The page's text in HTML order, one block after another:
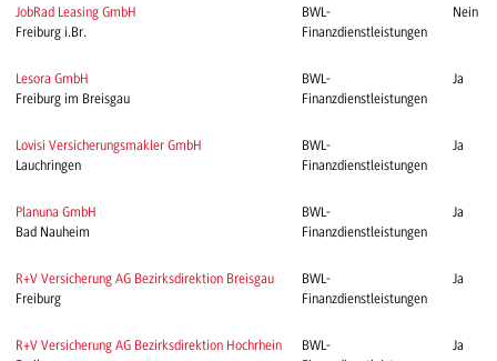
JobRad Leasing GmbH
Freiburg i.Br.
BWL-
Finanzdienstleistungen
Nein
Lesora GmbH
Freiburg im Breisgau
BWL-
Finanzdienstleistungen
Ja
Lovisi Versicherungsmakler GmbH
Lauchringen
BWL-
Finanzdienstleistungen
Ja
Planuna GmbH
Bad Nauheim
BWL-
Finanzdienstleistungen
Ja
R+V Versicherung AG Bezirksdirektion Breisgau
Freiburg
BWL-
Finanzdienstleistungen
Ja
R+V Versicherung AG Bezirksdirektion Hochrhein
BWL-
Ja